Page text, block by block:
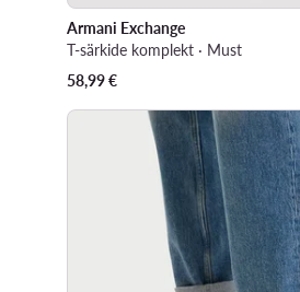
Armani Exchange
T-särkide komplekt · Must
58,99€